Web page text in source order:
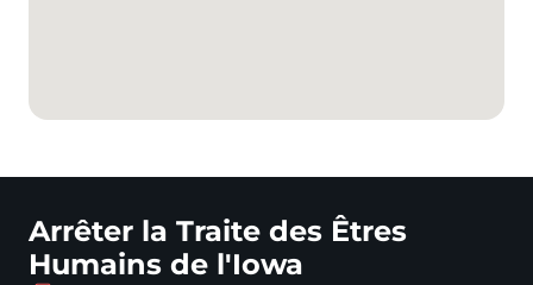
Arrêter la Traite des Êtres
Humains de l'Iowa